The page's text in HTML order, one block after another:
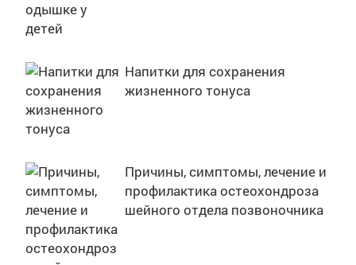
Напитки для сохранения
жизненного тонуса
Причины, симптомы, лечение и
профилактика остеохондроза
шейного отдела позвоночника